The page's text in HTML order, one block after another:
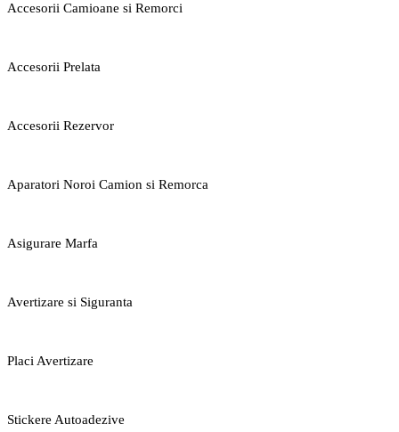
Accesorii Camioane si Remorci
Accesorii Prelata
Accesorii Rezervor
Aparatori Noroi Camion si Remorca
Asigurare Marfa
Avertizare si Siguranta
Placi Avertizare
Stickere Autoadezive